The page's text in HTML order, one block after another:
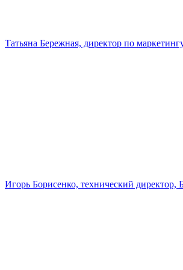
Татьяна Бережная, директор по
Игорь Борисенко, технический